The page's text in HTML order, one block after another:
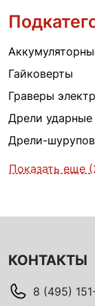
Гайковерты
Граверы
Дрели ударные
Дрели-
Показать еще
КОНТАКТЫ
8 (495)